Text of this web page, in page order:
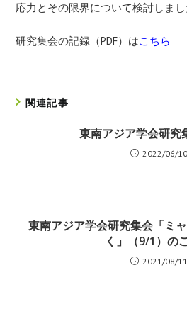
応力とその限界について検討しまし
研究集会の記録（PDF）はこちら
関連記事
東南アジア学会研究
2022/06/10
東南アジア学会研究集会「ミ
く」（9/1）の
2021/08/11